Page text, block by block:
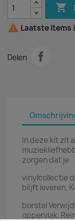

 Laatste items
Delen
In deze kit zit
zorgen dat je
vinylcollectie
blijft leveren.
borstel
oppervlak.